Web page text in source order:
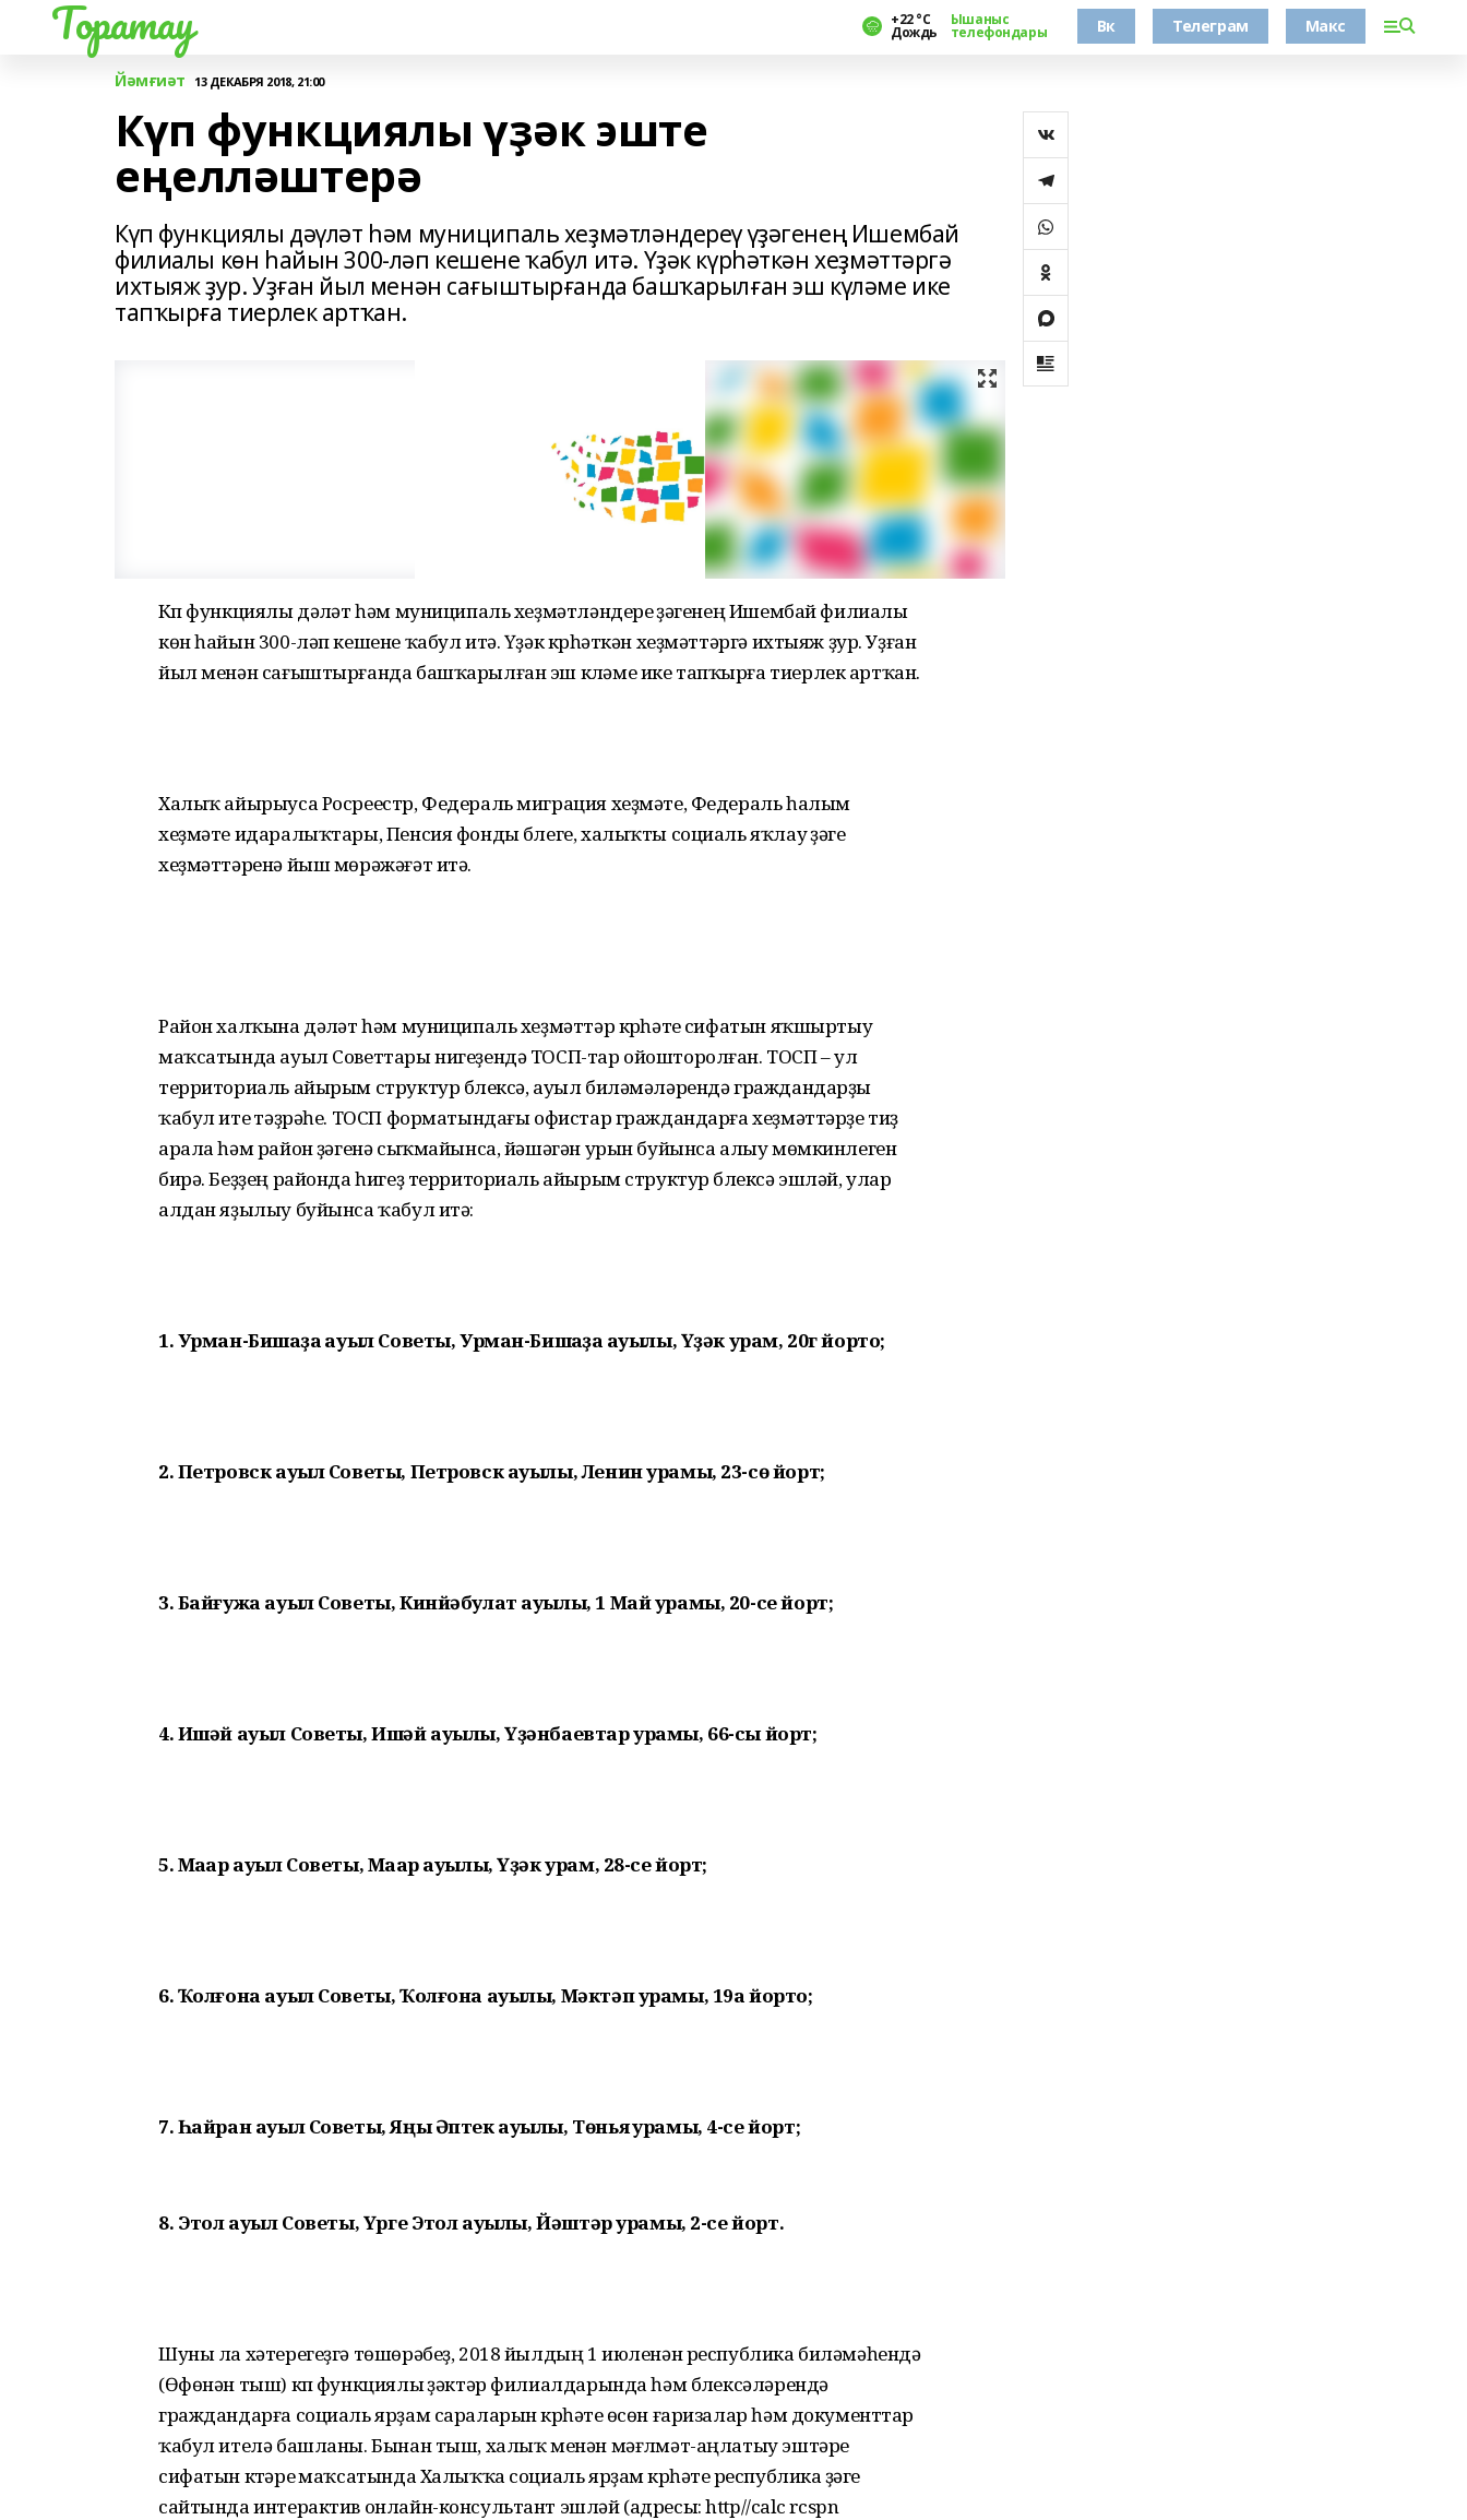
Торатау +22 °С
Дождь
Ышаныс
телефондары Вк Телеграм Макс
Йәмғиәт 13 ДЕКАБРЯ 2018, 21:00
Күп функциялы үҙәк эште
еңелләштерә
Күп функциялы дәүләт һәм муниципаль хеҙмәтләндереү үҙәгенең Ишембай
филиалы көн һайын 300-ләп кешене ҡабул итә. Үҙәк күрһәткән хеҙмәттәргә
ихтыяж ҙур. Уҙған йыл менән сағыштырғанда башҡарылған эш күләме ике
тапҡырға тиерлек артҡан.
Күп функциялы дәүләт һәм муниципаль хеҙмәтләндереү үҙәгенең Ишембай филиалы
көн һайын 300-ләп кешене ҡабул итә. Үҙәк күрһәткән хеҙмәттәргә ихтыяж ҙур. Уҙған
йыл менән сағыштырғанда башҡарылған эш күләме ике тапҡырға тиерлек артҡан.
Халыҡ айырыуса Росреестр, Федераль миграция хеҙмәте, Федераль һалым
хеҙмәте идаралыҡтары, Пенсия фонды бүлеге, халыҡты социаль яҡлау үҙәге
хеҙмәттәренә йыш мөрәжәғәт итә.
Район халҡына дәүләт һәм муниципаль хеҙмәттәр күрһәтеү сифатын яҡшыртыу
маҡсатында ауыл Советтары нигеҙендә ТОСП-тар ойошторолған. ТОСП – ул
территориаль айырым структур бүлексә, ауыл биләмәләрендә граждандарҙы
ҡабул итеү тәҙрәһе. ТОСП форматындағы офистар граждандарға хеҙмәттәрҙе тиҙ
арала һәм район үҙәгенә сыҡмайынса, йәшәгән урын буйынса алыу мөмкинлеген
бирә. Беҙҙең районда һигеҙ территориаль айырым структур бүлексә эшләй, улар
алдан яҙылыу буйынса ҡабул итә:
1. Урман-Бишҡаҙаҡ ауыл Советы, Урман-Бишҡаҙаҡ ауылы, Үҙәк урам, 20г йорто;
2. Петровск ауыл Советы, Петровск ауылы, Ленин урамы, 23-сө йорт;
3. Байғужа ауыл Советы, Кинйәбулат ауылы, 1 Май урамы, 20-се йорт;
4. Ишәй ауыл Советы, Ишәй ауылы, Үҙәнбаевтар урамы, 66-сы йорт;
5. Маҡар ауыл Советы, Маҡар ауылы, Үҙәк урам, 28-се йорт;
6. Ҡолғона ауыл Советы, Ҡолғона ауылы, Мәктәп урамы, 19а йорто;
7. Һайран ауыл Советы, Яңы Әптек ауылы, Төньяҡ урамы, 4-се йорт;
8. Этҡол ауыл Советы, Үрге Этҡол ауылы, Йәштәр урамы, 2-се йорт.
Шуны ла хәтерегеҙгә төшөрәбеҙ, 2018 йылдың 1 июленән республика биләмәһендә
(Өфөнән тыш) күп функциялы үҙәктәр филиалдарында һәм бүлексәләрендә
граждандарға социаль ярҙам сараларын күрһәтеү өсөн ғаризалар һәм документтар
ҡабул ителә башланы. Бынан тыш, халыҡ менән мәғлүмәт-аңлатыу эштәре
сифатын күтәреү маҡсатында Халыҡҡа социаль ярҙам күрһәтеү республика үҙәге
сайтында интерактив онлайн-консультант эшләй (адресы: http//calc rcspn